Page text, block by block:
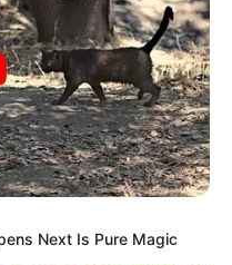
Next Is Pure Magic